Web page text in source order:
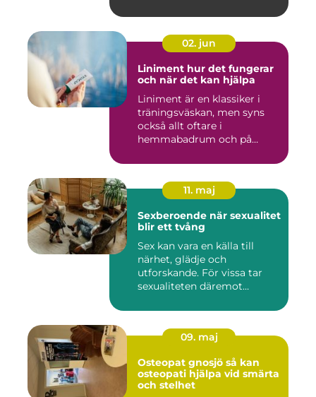
02. jun
Liniment hur det fungerar
och när det kan hjälpa
Liniment är en klassiker i
träningsväskan, men syns
också allt oftare i
hemmabadrum och på
11. maj
Sexberoende när sexualitet
blir ett tvång
Sex kan vara en källa till
närhet, glädje och
utforskande. För vissa tar
sexualiteten däremot
09. maj
Osteopat gnosjö så kan
osteopati hjälpa vid smärta
och stelhet